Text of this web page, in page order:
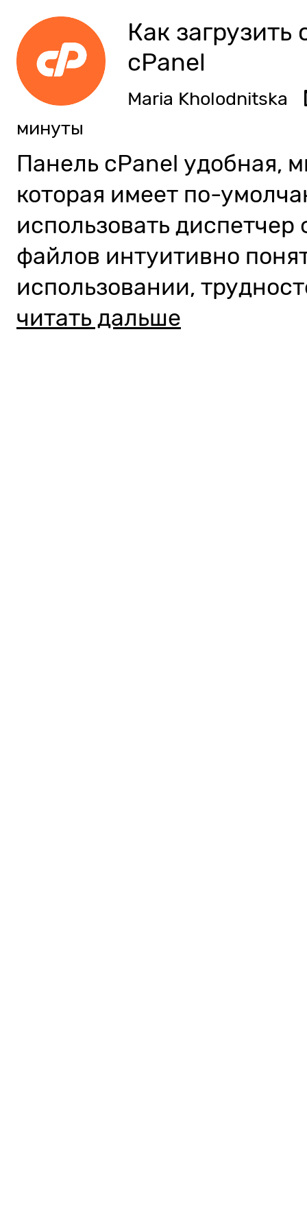
Как загрузить
cPanel
Maria Kholodnitska
минуты
Панель cPanel удобная,
которая имеет по-
использовать
файлов интуитивно
использовании,
читать дальше